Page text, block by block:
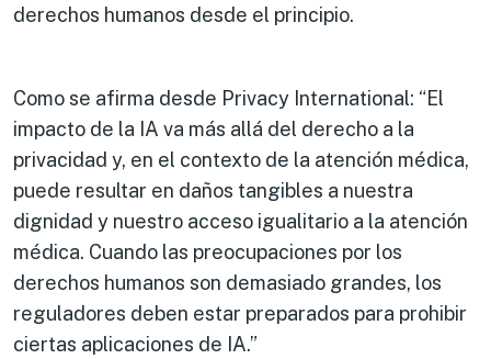
derechos humanos desde el principio.
Como se afirma desde Privacy International: “El
impacto de la IA va más allá del derecho a la
privacidad y, en el contexto de la atención médica,
puede resultar en daños tangibles a nuestra
dignidad y nuestro acceso igualitario a la atención
médica. Cuando las preocupaciones por los
derechos humanos son demasiado grandes, los
reguladores deben estar preparados para prohibir
ciertas aplicaciones de IA.”